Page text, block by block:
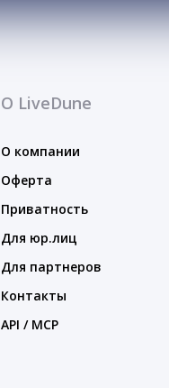
О LiveDune
О компании
Оферта
Приватность
Для юр.лиц
Для партнеров
Контакты
API / MCP